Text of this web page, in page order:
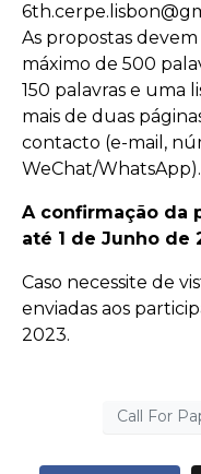
As propostas
máximo de 500
150 palavras e uma
mais de duas
contacto (e-mail,
WeChat/WhatsApp).
A confirmação da
até 1 de Junho de
Caso necessite de
enviadas aos
2023.
Call For